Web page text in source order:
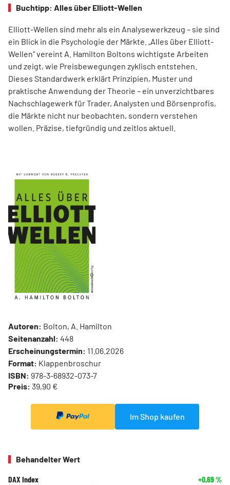
Buchtipp: Alles über Elliott-Wellen
Elliott-Wellen sind mehr als ein Analysewerkzeug – sie sind
ein Blick in die Psychologie der Märkte. „Alles über Elliott-
Wellen“ vereint A. Hamilton Boltons wichtigste Arbeiten
und zeigt, wie Preisbewegungen zyklisch entstehen.
Dieses Standardwerk erklärt Prinzipien, Muster und
praktische Anwendung der Theorie – ein unverzichtbares
Nachschlagewerk für Trader, Analysten und Börsenprofis,
die Märkte nicht nur beobachten, sondern verstehen
wollen. Präzise, tiefgründig und zeitlos aktuell.
Autoren: Bolton, A. Hamilton
Seitenanzahl: 448
Erscheinungstermin: 11.06.2026
Format: Klappenbroschur
ISBN: 978-3-68932-073-7
Preis: 39,90 €
Im Shop kaufen
Behandelter Wert
DAX Index +0,69%